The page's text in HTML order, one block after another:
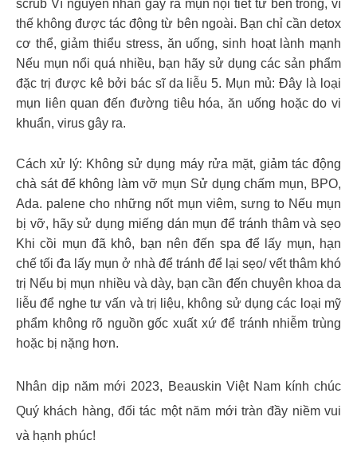
scrub Vì nguyên nhân gây ra mụn nội tiết từ bên trong, vì
thế không được tác động từ bên ngoài. Bạn chỉ cần detox
cơ thể, giảm thiểu stress, ăn uống, sinh hoạt lành mạnh
Nếu mụn nổi quá nhiều, bạn hãy sử dụng các sản phẩm
đặc trị được kê bởi bác sĩ da liễu 5. Mụn mủ: Đây là loại
mụn liên quan đến đường tiêu hóa, ăn uống hoặc do vi
khuẩn, virus gây ra.
Cách xử lý: Không sử dụng máy rửa mặt, giảm tác động
chà sát để không làm vỡ mụn Sử dụng chấm mụn, BPO,
Ada. palene cho những nốt mụn viêm, sưng to Nếu mụn
bị vỡ, hãy sử dụng miếng dán mụn để tránh thâm và sẹo
Khi cồi mụn đã khô, bạn nên đến spa để lấy mụn, hạn
chế tối đa lấy mụn ở nhà để tránh để lại sẹo/ vết thâm khó
trị Nếu bị mụn nhiều và dày, bạn cần đến chuyên khoa da
liễu để nghe tư vấn và trị liệu, không sử dụng các loại mỹ
phẩm không rõ nguồn gốc xuất xứ để tránh nhiễm trùng
hoặc bị nặng hơn.
Nhân dịp năm mới 2023, Beauskin Việt Nam kính chúc
Quý khách hàng, đối tác một năm mới tràn đầy niềm vui
và hạnh phúc!